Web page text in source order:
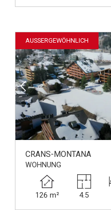
AUSSERGEWÖHNLICH
CRANS-MONTANA
WOHNUNG
126 m² 4.5